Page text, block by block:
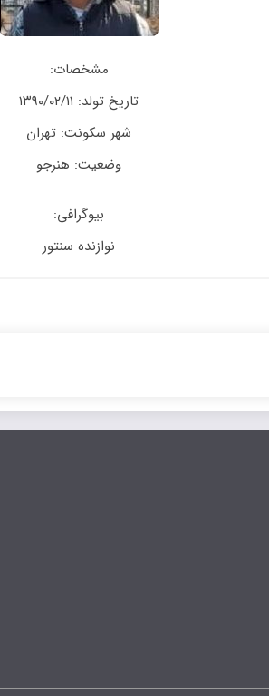
مشخصات:
تاریخ تولد: ۱۳۹۰/۰۲/۱۱
شهر سکونت: تهران
وضعیت: هنرجو
بیوگرافی:
نوازنده سنتور